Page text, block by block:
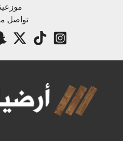
تواصل